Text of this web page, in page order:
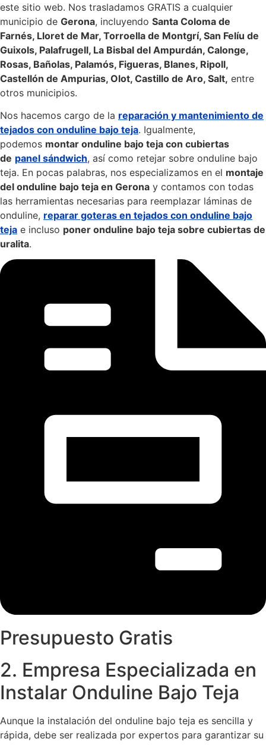
este sitio web. Nos trasladamos GRATIS a cualquier
municipio de Gerona, incluyendo Santa Coloma de
Farnés, Lloret de Mar, Torroella de Montgrí, San Felíu de
Guixols, Palafrugell, La Bisbal del Ampurdán, Calonge,
Rosas, Bañolas, Palamós, Figueras, Blanes, Ripoll,
Castellón de Ampurias, Olot, Castillo de Aro, Salt, entre
otros municipios.
Nos hacemos cargo de la reparación y mantenimiento de
tejados con onduline bajo teja. Igualmente,
podemos montar onduline bajo teja con cubiertas
de panel sándwich, así como retejar sobre onduline bajo
teja. En pocas palabras, nos especializamos en el montaje
del onduline bajo teja en Gerona y contamos con todas
las herramientas necesarias para reemplazar láminas de
onduline, reparar goteras en tejados con onduline bajo
teja e incluso poner onduline bajo teja sobre cubiertas de
uralita.
Presupuesto Gratis
2. Empresa Especializada en
Instalar Onduline Bajo Teja
Aunque la instalación del onduline bajo teja es sencilla y
rápida, debe ser realizada por expertos para garantizar su